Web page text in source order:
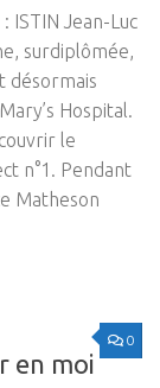
ISTIN Jean-Luc
surdiplômée,
désormais
Hospital.
le
n°1. Pendant
Matheson
0
en moi